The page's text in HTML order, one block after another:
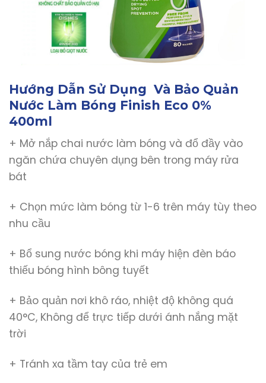
Hướng Dẫn Sử Dụng Và Bảo Quản
Nước Làm Bóng Finish Eco 0%
400ml
+ Mở nắp chai nước làm bóng và đổ đầy vào
ngăn chứa chuyên dụng bên trong máy rửa
bát
+ Chọn mức làm bóng từ 1-6 trên máy tùy theo
nhu cầu
+ Bổ sung nước bóng khi máy hiện đèn báo
thiếu bóng hình bông tuyết
+ Bảo quản nơi khô ráo, nhiệt độ không quá
40°C, Không để trực tiếp dưới ánh nắng mặt
trời
+ Tránh xa tầm tay của trẻ em